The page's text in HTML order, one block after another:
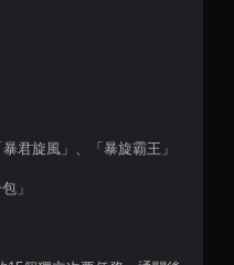
則
君旋風」、「暴旋霸王」
」